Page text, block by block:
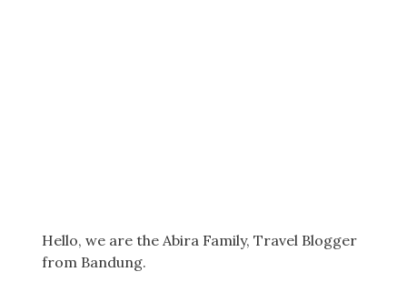
Hello, we are the Abira Family, Travel Blogger
from Bandung.